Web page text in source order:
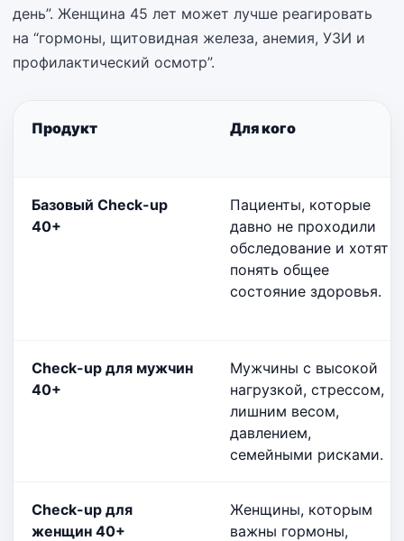
день”. Женщина 45 лет может лучше реагировать
на “гормоны, щитовидная железа, анемия, УЗИ и
профилактический осмотр”.
Продукт Для кого
Базовый Check-up
40+
Пациенты, которые
давно не проходили
обследование и хотят
понять общее
состояние здоровья.
Check-up для мужчин
40+
Мужчины с высокой
нагрузкой, стрессом,
лишним весом,
давлением,
семейными рисками.
Check-up для
женщин 40+
Женщины, которым
важны гормоны,